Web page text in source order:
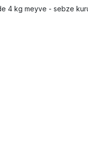
4 kg meyve - sebze